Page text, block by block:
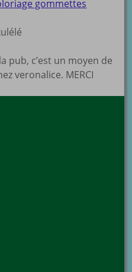
gommettes
pub, c’est un moyen de
veronalice. MERCI